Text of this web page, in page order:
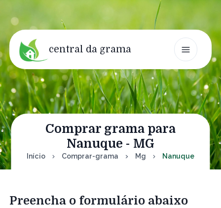
central da grama
Comprar grama para
Nanuque - MG
Início Comprar-grama Mg Nanuque
Preencha o formulário abaixo